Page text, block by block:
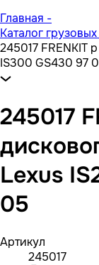
Главная -
Каталог
245017 FRENKIT
IS300 GS430 97
245017
Lexus
05
Артикул
245017